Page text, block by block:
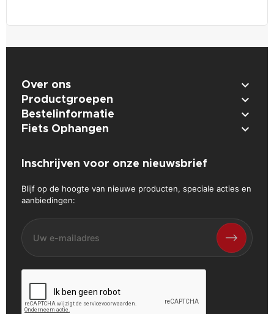
Over ons 
Productgroepen 
Bestelinformatie 
Fiets Ophangen 
Inschrijven voor onze nieuwsbrief
Blijf op de hoogte van nieuwe producten, speciale acties en
aanbiedingen: